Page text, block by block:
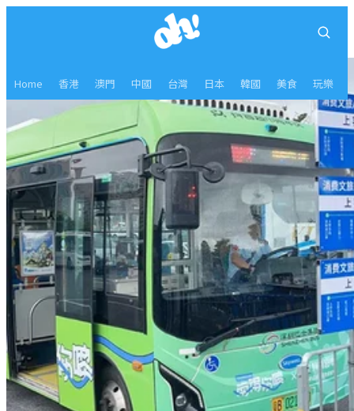
Home 香港 澳門 中國 台灣 日本 韓國 美食 玩樂